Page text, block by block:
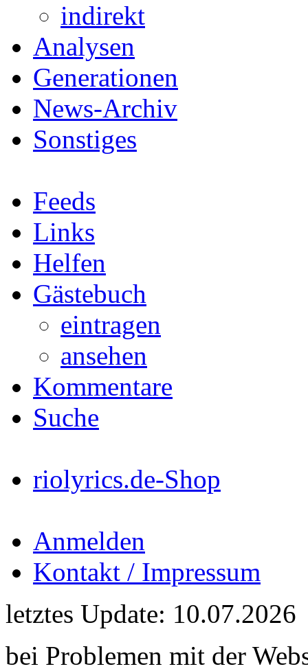
indirekt
Analysen
Generationen
News-Archiv
Sonstiges
Feeds
Links
Helfen
Gästebuch
eintragen
ansehen
Kommentare
Suche
riolyrics.de-Shop
Anmelden
Kontakt / Impressum
letztes Update: 10.07.2026
bei Problemen mit der